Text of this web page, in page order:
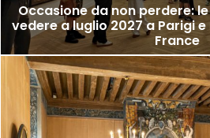
Occasione da non perdere:
vedere a luglio 2027 a Parigi
France